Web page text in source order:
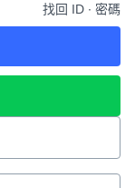
找回 ID ∙ 密碼